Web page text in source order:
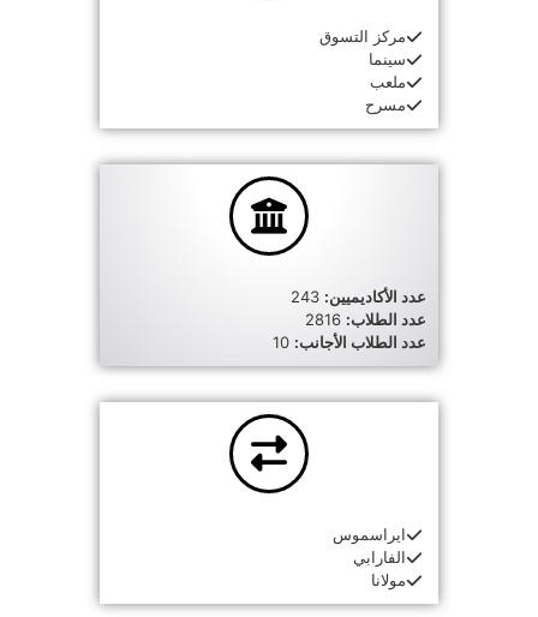
مركز التسوق
سينما
ملعب
مسرح
عدد الأكاديميين:
عدد الطلاب:
عدد الطلاب الأجانب:
ايراسموس
الفارابي
مولانا